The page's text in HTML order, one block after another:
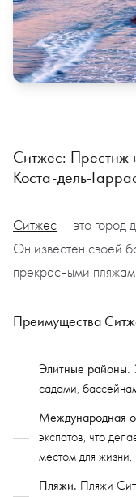
Ситжес: Престиж
Коста-дель-
Ситжес — это город
Он известен своей
прекрасными
Преимущества
Элитные районы.
садами,
Международная
экспатов, что
местом для жизни.
Пляжи. Пляжи